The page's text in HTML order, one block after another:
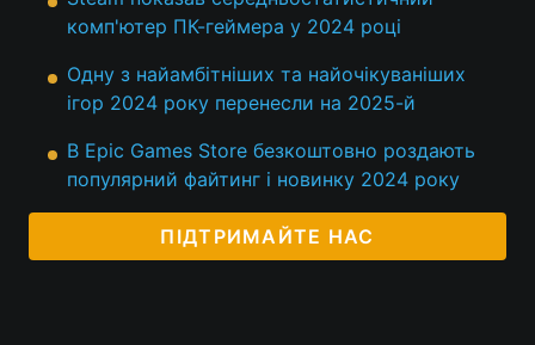
комп'ютер ПК-геймера у 2024 році
Одну з найамбітніших та найочікуваніших
ігор 2024 року перенесли на 2025-й
В Epic Games Store безкоштовно роздають
популярний файтинг і новинку 2024 року
ПІДТРИМАЙТЕ НАС